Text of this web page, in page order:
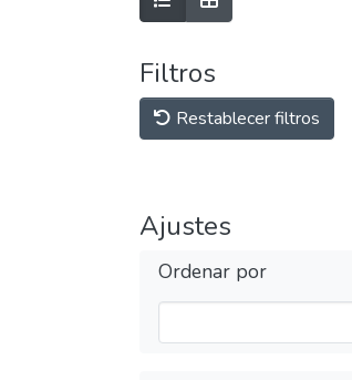
Filtros
Restablecer filtros
Ajustes
Ordenar por